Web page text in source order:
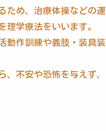
ため、治療体操などの運
理学療法をいいます。
動作訓練や義肢・装具装
、不安や恐怖を与えず、